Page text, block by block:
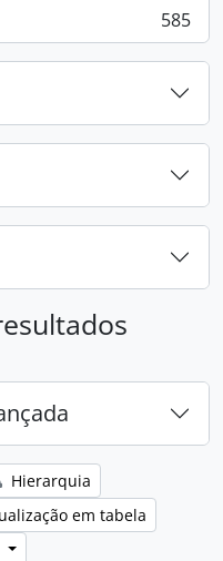
585
Hierarquia
em tabela